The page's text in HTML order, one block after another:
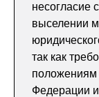
несогласие
выселении
так как
положениям
Федерации и